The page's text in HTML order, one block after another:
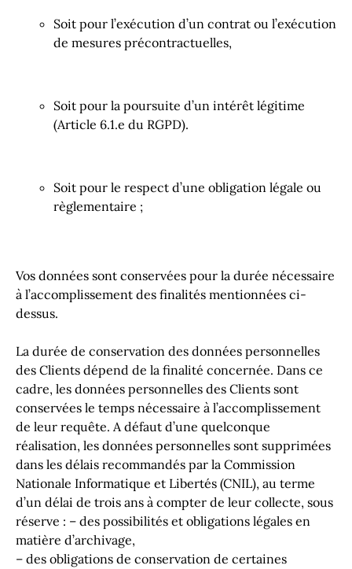
Soit pour l’exécution d’un contrat ou l’exécution
de mesures précontractuelles,
Soit pour la poursuite d’un intérêt légitime
(Article 6.1.e du RGPD).
Soit pour le respect d’une obligation légale ou
règlementaire ;
Vos données sont conservées pour la durée nécessaire
à l’accomplissement des finalités mentionnées ci-
dessus.
La durée de conservation des données personnelles
des Clients dépend de la finalité concernée. Dans ce
cadre, les données personnelles des Clients sont
conservées le temps nécessaire à l’accomplissement
de leur requête. A défaut d’une quelconque
réalisation, les données personnelles sont supprimées
dans les délais recommandés par la Commission
Nationale Informatique et Libertés (CNIL), au terme
d’un délai de trois ans à compter de leur collecte, sous
réserve : – des possibilités et obligations légales en
matière d’archivage,
– des obligations de conservation de certaines